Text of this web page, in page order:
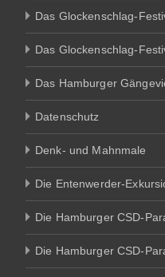
Das Glockenschlag-
Das Glockenschlag-
Das Hamburger
Datenschutz
Denk- und Mahnmale
Die Entenwerder-
Die Hamburger CSD-
Die Hamburger CSD-